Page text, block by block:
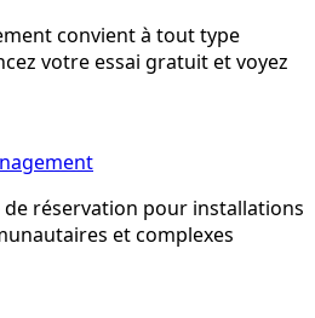
convient à tout type
votre essai gratuit et voyez
réservation pour installations
et complexes